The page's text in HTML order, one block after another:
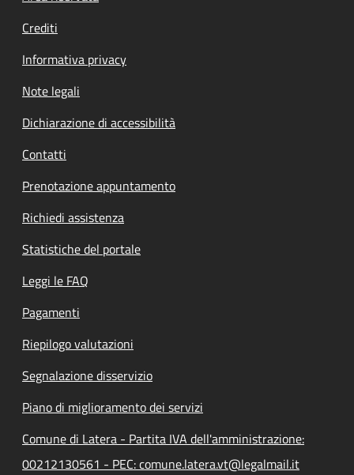
Crediti
Informativa privacy
Note legali
Dichiarazione di accessibilità
Contatti
Prenotazione appuntamento
Richiedi assistenza
Statistiche del portale
Leggi le FAQ
Pagamenti
Riepilogo valutazioni
Segnalazione disservizio
Piano di miglioramento dei servizi
Comune di Latera - Partita IVA dell'amministrazione:
00212130561 - PEC: comune.latera.vt@legalmail.it